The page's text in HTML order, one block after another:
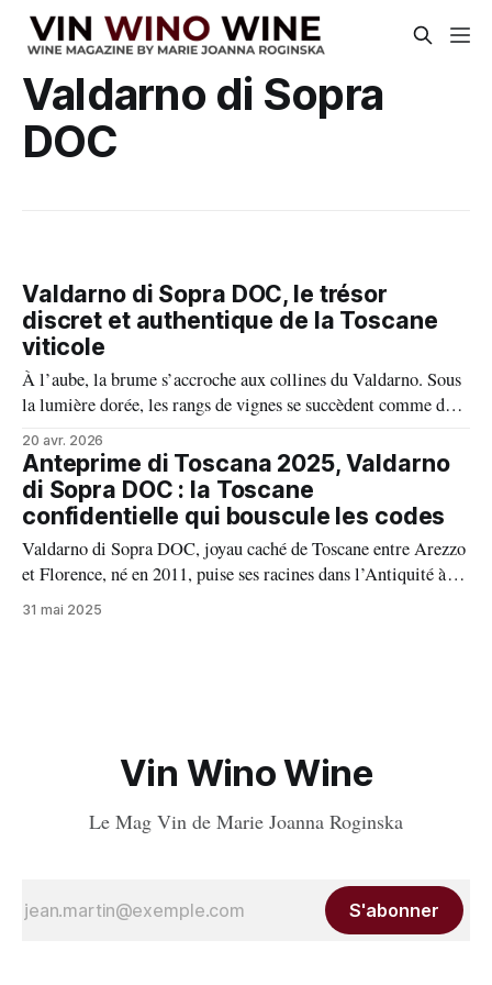
Valdarno di Sopra
DOC
Valdarno di Sopra DOC, le trésor
discret et authentique de la Toscane
viticole
À l’aube, la brume s’accroche aux collines du Valdarno. Sous
la lumière dorée, les rangs de vignes se succèdent comme des
pages d’histoire millénaire écrites dans la terre. Ici, au sud-est
de Florence, entre les crêtes du Chianti et les pentes d’Arezzo,
bat le cœur secret de Valdarno di Sopra DOC.
20 avr. 2026
Anteprime di Toscana 2025, Valdarno
di Sopra DOC : la Toscane
confidentielle qui bouscule les codes
Valdarno di Sopra DOC, joyau caché de Toscane entre Arezzo
et Florence, né en 2011, puise ses racines dans l’Antiquité à
l’époque étrusque au IVe siècle av. J.-C., protégé dès 1716 par
31 mai 2025
Vin Wino Wine
Le Mag Vin de Marie Joanna Roginska
S'abonner